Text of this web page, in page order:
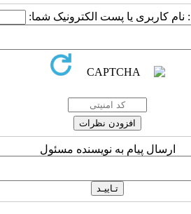
نام کاربری یا پست الکترونیک شما:
ارسال پیام به نویسنده مسئول